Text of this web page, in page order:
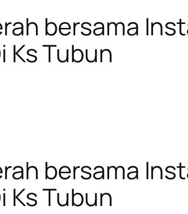
bersama
Ks Tubun
bersama
Ks Tubun